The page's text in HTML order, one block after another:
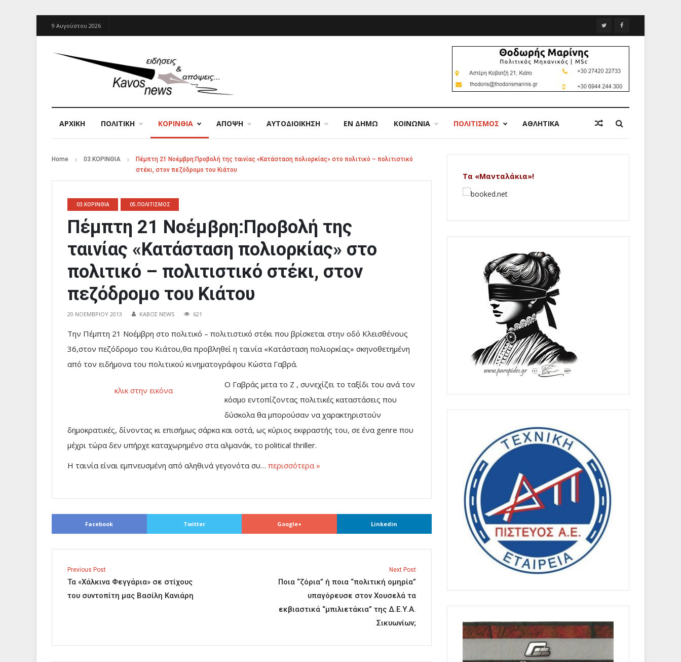
9 Αυγούστου 2026
ΑΡΧΙΚΉ ΠΟΛΙΤΙΚΗ ΚΟΡΙΝΘΙΑ ΑΠΟΨΗ ΑΥΤΟΔΙΟΙΚΗΣΗ ΕΝ ΔΗΜΩ ΚΟΙΝΩΝΙΑ ΠΟΛΙΤΙΣΜΟΣ ΑΘΛΗΤΙΚΑ
Home 03.ΚΟΡΙΝΘΙΑ
Πέμπτη 21 Νοέμβρη:Προβολή της ταινίας «Κατάσταση πολιορκίας» στο πολιτικό – πολιτιστικό
στέκι, στον πεζόδρομο του Κιάτου
03.ΚΟΡΙΝΘΙΑ 05.ΠΟΛΙΤΙΣΜΟΣ
Πέμπτη 21 Νοέμβρη:Προβολή της
ταινίας «Κατάσταση πολιορκίας» στο
πολιτικό – πολιτιστικό στέκι, στον
πεζόδρομο του Κιάτου
20 ΝΟΕΜΒΡΊΟΥ 2013 ΚΑΒΟΣ NEWS 621
Την Πέμπτη 21 Νοέμβρη στο πολιτικό – πολιτιστικό στέκι που βρίσκεται στην οδό Κλεισθένους
36,στον πεζόδρομο του Κιάτου,θα προβληθεί η ταινία «Κατάσταση πολιορκίας» σκηνοθετημένη
από τον ειδήμονα του πολιτικού κινηματογράφου Κώστα Γαβρά.
κλικ στην εικόνα
Ο Γαβράς μετα το Ζ , συνεχίζει το ταξίδι του ανά τον
κόσμο εντοπίζοντας πολιτικές καταστάσεις που
δύσκολα θα μπορούσαν να χαρακτηριστούν
δημοκρατικές, δίνοντας κι επισήμως σάρκα και οστά, ως κύριος εκφραστής του, σε ένα genre που
μέχρι τώρα δεν υπήρχε καταχωρημένο στα αλμανάκ, το political thriller.
Η ταινία είναι εμπνευσμένη από αληθινά γεγονότα συ… περισσότερα »
Facebook Twitter Google+ Linkedin
Previous Post
Τα «Χάλκινα Φεγγάρια» σε στίχους
του συντοπίτη μας Βασίλη Κανιάρη
Next Post
Ποια “ζόρια” ή ποια “πολιτική ομηρία”
υπαγόρευσε στον Χουσελά τα
εκβιαστικά “μπιλιετάκια” της Δ.Ε.Υ.Α.
Σικυωνίων;
Τα «Μανταλάκια»!